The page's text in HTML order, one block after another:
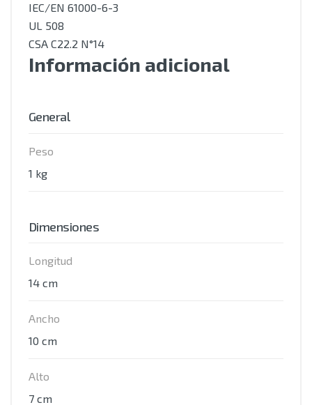
IEC/EN 61000-6-3
UL 508
CSA C22.2 N°14
Información adicional
General
Peso
1 kg
Dimensiones
Longitud
14 cm
Ancho
10 cm
Alto
7 cm